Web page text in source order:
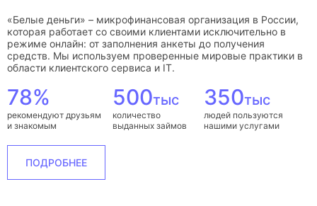
«Белые деньги» – микрофинансовая организация в России,
которая работает со своими клиентами исключительно в
режиме онлайн: от заполнения анкеты до получения
средств. Мы используем проверенные мировые практики в
области клиентского сервиса и IT.
78%
рекомендуют друзьям
и знакомым
500тыс
количество
выданных займов
350тыс
людей пользуются
нашими услугами
ПОДРОБНЕЕ